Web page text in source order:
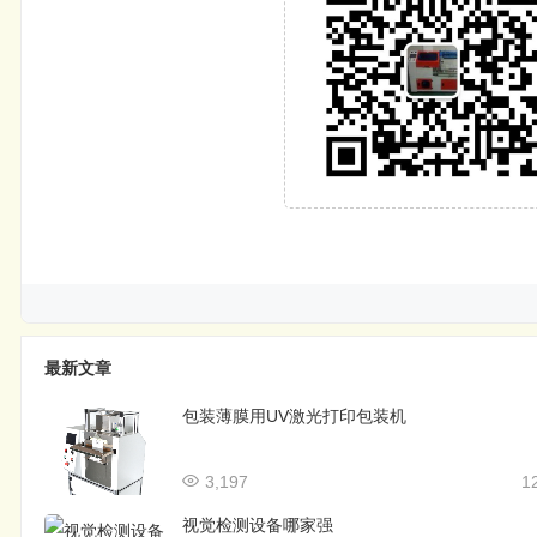
最新文章
包装薄膜用UV激光打印包装机
3,197
视觉检测设备哪家强